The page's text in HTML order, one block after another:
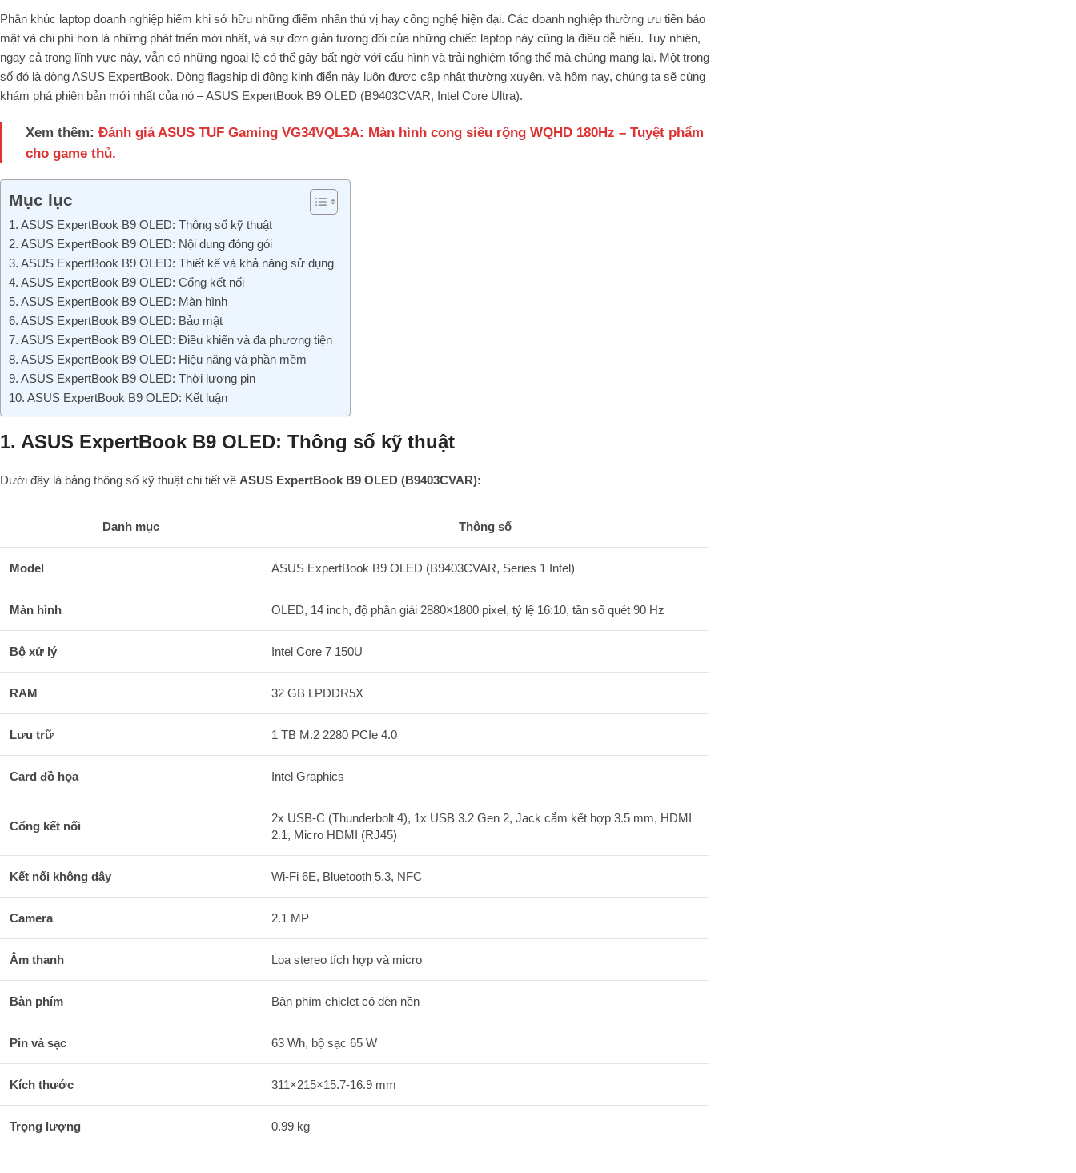
Phân khúc laptop doanh nghiệp hiếm khi sở hữu những điểm nhấn thú vị hay công nghệ hiện đại. Các doanh nghiệp thường ưu tiên bảo
mật và chi phí hơn là những phát triển mới nhất, và sự đơn giản tương đối của những chiếc laptop này cũng là điều dễ hiểu. Tuy nhiên,
ngay cả trong lĩnh vực này, vẫn có những ngoại lệ có thể gây bất ngờ với cấu hình và trải nghiệm tổng thể mà chúng mang lại. Một trong
số đó là dòng ASUS ExpertBook. Dòng flagship di động kinh điển này luôn được cập nhật thường xuyên, và hôm nay, chúng ta sẽ cùng
khám phá phiên bản mới nhất của nó – ASUS ExpertBook B9 OLED (B9403CVAR, Intel Core Ultra).
Xem thêm: Đánh giá ASUS TUF Gaming VG34VQL3A: Màn hình cong siêu rộng WQHD 180Hz – Tuyệt phẩm
cho game thủ.
Mục lục
1. ASUS ExpertBook B9 OLED: Thông số kỹ thuật
2. ASUS ExpertBook B9 OLED: Nội dung đóng gói
3. ASUS ExpertBook B9 OLED: Thiết kế và khả năng sử dụng
4. ASUS ExpertBook B9 OLED: Cổng kết nối
5. ASUS ExpertBook B9 OLED: Màn hình
6. ASUS ExpertBook B9 OLED: Bảo mật
7. ASUS ExpertBook B9 OLED: Điều khiển và đa phương tiện
8. ASUS ExpertBook B9 OLED: Hiệu năng và phần mềm
9. ASUS ExpertBook B9 OLED: Thời lượng pin
10. ASUS ExpertBook B9 OLED: Kết luận
1. ASUS ExpertBook B9 OLED: Thông số kỹ thuật
Dưới đây là bảng thông số kỹ thuật chi tiết về ASUS ExpertBook B9 OLED (B9403CVAR):
Danh mục Thông số
Model ASUS ExpertBook B9 OLED (B9403CVAR, Series 1 Intel)
Màn hình OLED, 14 inch, độ phân giải 2880×1800 pixel, tỷ lệ 16:10, tần số quét 90 Hz
Bộ xử lý Intel Core 7 150U
RAM 32 GB LPDDR5X
Lưu trữ 1 TB M.2 2280 PCIe 4.0
Card đồ họa Intel Graphics
Cổng kết nối
2x USB-C (Thunderbolt 4), 1x USB 3.2 Gen 2, Jack cắm kết hợp 3.5 mm, HDMI
2.1, Micro HDMI (RJ45)
Kết nối không dây Wi-Fi 6E, Bluetooth 5.3, NFC
Camera 2.1 MP
Âm thanh Loa stereo tích hợp và micro
Bàn phím Bàn phím chiclet có đèn nền
Pin và sạc 63 Wh, bộ sạc 65 W
Kích thước 311×215×15.7-16.9 mm
Trọng lượng 0.99 kg